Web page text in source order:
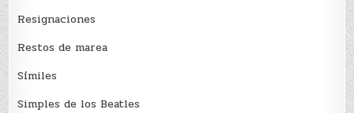
Resignaciones
Restos de marea
Sí­miles
Simples de los Beatles